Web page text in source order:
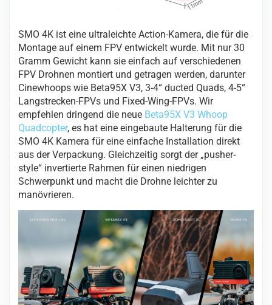
SMO 4K ist eine ultraleichte Action-Kamera, die für die
Montage auf einem FPV entwickelt wurde. Mit nur 30
Gramm Gewicht kann sie einfach auf verschiedenen
FPV Drohnen montiert und getragen werden, darunter
Cinewhoops wie Beta95X V3, 3-4“ ducted Quads, 4-5“
Langstrecken-FPVs und Fixed-Wing-FPVs. Wir
empfehlen dringend die neue Beta95X V3 Whoop
Quadcopter, es hat eine eingebaute Halterung für die
SMO 4K Kamera für eine einfache Installation direkt
aus der Verpackung. Gleichzeitig sorgt der „pusher-
style“ invertierte Rahmen für einen niedrigen
Schwerpunkt und macht die Drohne leichter zu
manövrieren.